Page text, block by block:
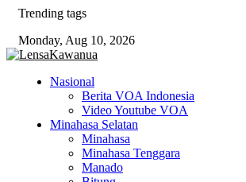
Skip
content
Trending tags
Monday, Aug 10, 2026
Nasional
Berita VOA Indonesia
Video Youtube VOA
Minahasa Selatan
Minahasa
Minahasa Tenggara
Manado